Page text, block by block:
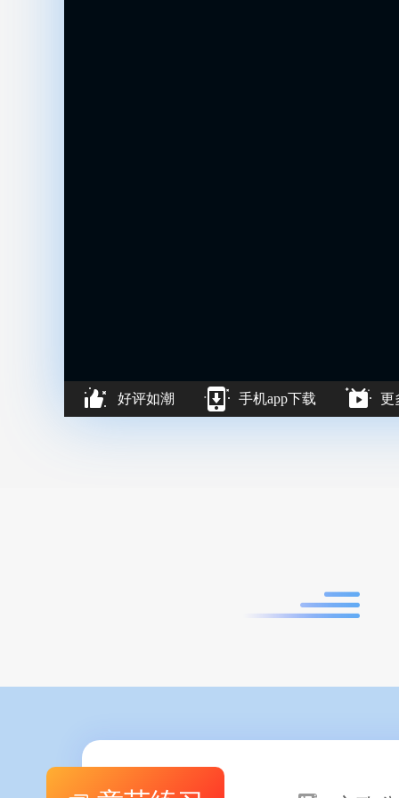
好评如潮 手机app下载 更